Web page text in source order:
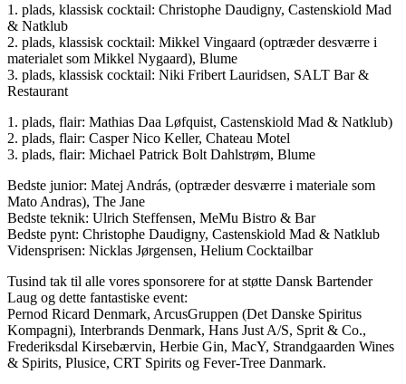
1. plads, klassisk cocktail: Christophe Daudigny, Castenskiold Mad
& Natklub
2. plads, klassisk cocktail: Mikkel Vingaard (optræder desværre i
materialet som Mikkel Nygaard), Blume
3. plads, klassisk cocktail: Niki Fribert Lauridsen, SALT Bar &
Restaurant
1. plads, flair: Mathias Daa Løfquist, Castenskiold Mad & Natklub)
2. plads, flair: Casper Nico Keller, Chateau Motel
3. plads, flair: Michael Patrick Bolt Dahlstrøm, Blume
Bedste junior: Matej András, (optræder desværre i materiale som
Mato Andras), The Jane
Bedste teknik: Ulrich Steffensen, MeMu Bistro & Bar
Bedste pynt: Christophe Daudigny, Castenskiold Mad & Natklub
Vidensprisen: Nicklas Jørgensen, Helium Cocktailbar
Tusind tak til alle vores sponsorere for at støtte Dansk Bartender
Laug og dette fantastiske event:
Pernod Ricard Denmark, ArcusGruppen (Det Danske Spiritus
Kompagni), Interbrands Denmark, Hans Just A/S, Sprit & Co.,
Frederiksdal Kirsebærvin, Herbie Gin, MacY, Strandgaarden Wines
& Spirits, Plusice, CRT Spirits og Fever-Tree Danmark.